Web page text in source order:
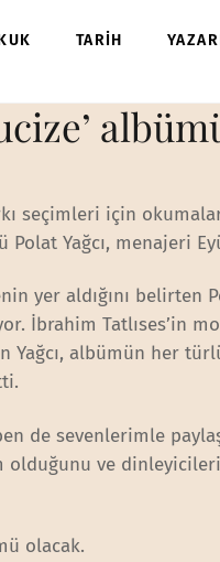
TARİH
seçimleri için
Polat Yağcı, menajeri
yer aldığını belirten
İbrahim Tatlıses’in
Yağcı, albümün her
de sevenlerimle
ve
olacak.